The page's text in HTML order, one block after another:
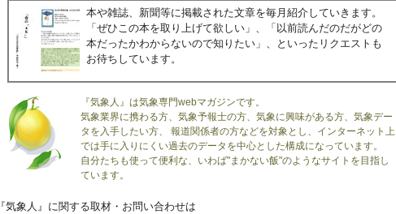
本や雑誌、新聞等に掲載された文章を毎月紹介していきます。
「ぜひこの本を取り上げて欲しい」、「以前読んだのだがどの
本だったかわからないので知りたい」、といったリクエストも
お待ちしています。
『気象人』は気象専門webマガジンです。
気象業界に携わる方、気象予報士の方、気象に興味がある方、気象デー
タを入手したい方、 報道関係者の方などを対象とし、インターネット上
では手に入りにくい過去のデータを中心とした構成になっています。
自分たちも使って便利な、いわば"まかない飯"のようなサイトを目指し
ています。
『気象人』に関する取材・お問い合わせは